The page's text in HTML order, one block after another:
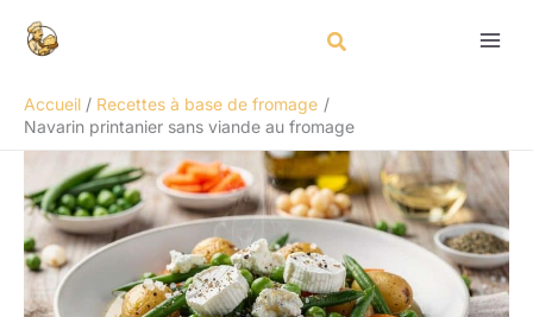
Accueil
Recettes à base de fromage
Navarin printanier sans viande au fromage